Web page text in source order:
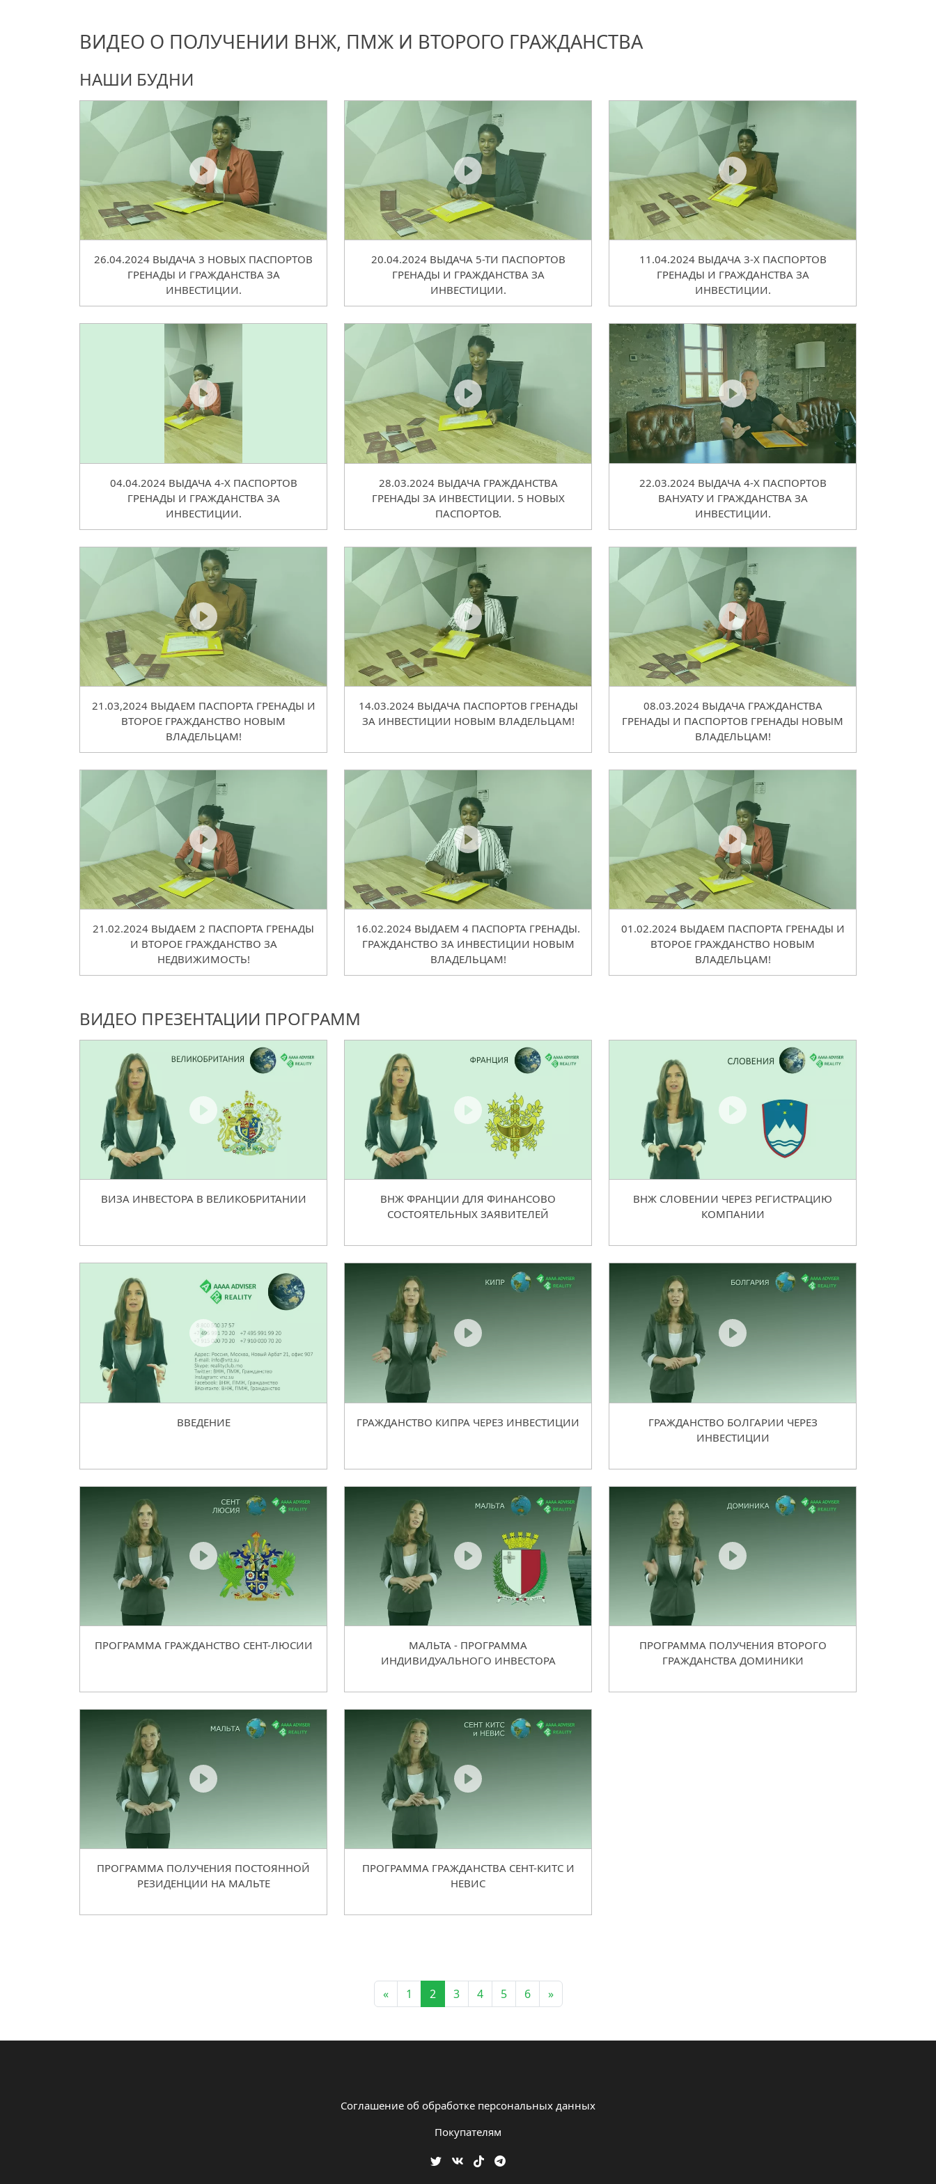
ВИДЕО О ПОЛУЧЕНИИ ВНЖ, ПМЖ И ВТОРОГО ГРАЖДАНСТВА
НАШИ БУДНИ
26.04.2024 ВЫДАЧА 3 НОВЫХ ПАСПОРТОВ
ГРЕНАДЫ И ГРАЖДАНСТВА ЗА
ИНВЕСТИЦИИ.
20.04.2024 ВЫДАЧА 5-ТИ ПАСПОРТОВ
ГРЕНАДЫ И ГРАЖДАНСТВА ЗА
ИНВЕСТИЦИИ.
11.04.2024 ВЫДАЧА 3-Х ПАСПОРТОВ
ГРЕНАДЫ И ГРАЖДАНСТВА ЗА
ИНВЕСТИЦИИ.
04.04.2024 ВЫДАЧА 4-Х ПАСПОРТОВ
ГРЕНАДЫ И ГРАЖДАНСТВА ЗА
ИНВЕСТИЦИИ.
28.03.2024 ВЫДАЧА ГРАЖДАНСТВА
ГРЕНАДЫ ЗА ИНВЕСТИЦИИ. 5 НОВЫХ
ПАСПОРТОВ.
22.03.2024 ВЫДАЧА 4-Х ПАСПОРТОВ
ВАНУАТУ И ГРАЖДАНСТВА ЗА
ИНВЕСТИЦИИ.
21.03,2024 ВЫДАЕМ ПАСПОРТА ГРЕНАДЫ И
ВТОРОЕ ГРАЖДАНСТВО НОВЫМ
ВЛАДЕЛЬЦАМ!
14.03.2024 ВЫДАЧА ПАСПОРТОВ ГРЕНАДЫ
ЗА ИНВЕСТИЦИИ НОВЫМ ВЛАДЕЛЬЦАМ!
08.03.2024 ВЫДАЧА ГРАЖДАНСТВА
ГРЕНАДЫ И ПАСПОРТОВ ГРЕНАДЫ НОВЫМ
ВЛАДЕЛЬЦАМ!
21.02.2024 ВЫДАЕМ 2 ПАСПОРТА ГРЕНАДЫ
И ВТОРОЕ ГРАЖДАНСТВО ЗА
НЕДВИЖИМОСТЬ!
16.02.2024 ВЫДАЕМ 4 ПАСПОРТА ГРЕНАДЫ.
ГРАЖДАНСТВО ЗА ИНВЕСТИЦИИ НОВЫМ
ВЛАДЕЛЬЦАМ!
01.02.2024 ВЫДАЕМ ПАСПОРТА ГРЕНАДЫ И
ВТОРОЕ ГРАЖДАНСТВО НОВЫМ
ВЛАДЕЛЬЦАМ!
ВИДЕО ПРЕЗЕНТАЦИИ ПРОГРАММ
ВИЗА ИНВЕСТОРА В ВЕЛИКОБРИТАНИИ
ВНЖ ФРАНЦИИ ДЛЯ ФИНАНСОВО
СОСТОЯТЕЛЬНЫХ ЗАЯВИТЕЛЕЙ
ВНЖ СЛОВЕНИИ ЧЕРЕЗ РЕГИСТРАЦИЮ
КОМПАНИИ
ВВЕДЕНИЕ ГРАЖДАНСТВО КИПРА ЧЕРЕЗ ИНВЕСТИЦИИ
ГРАЖДАНСТВО БОЛГАРИИ ЧЕРЕЗ
ИНВЕСТИЦИИ
ПРОГРАММА ГРАЖДАНСТВО СЕНТ-ЛЮСИИ
МАЛЬТА - ПРОГРАММА
ИНДИВИДУАЛЬНОГО ИНВЕСТОРА
ПРОГРАММА ПОЛУЧЕНИЯ ВТОРОГО
ГРАЖДАНСТВА ДОМИНИКИ
ПРОГРАММА ПОЛУЧЕНИЯ ПОСТОЯННОЙ
РЕЗИДЕНЦИИ НА МАЛЬТЕ
ПРОГРАММА ГРАЖДАНСТВА СЕНТ-КИТС И
НЕВИС
« 1 2 3 4 5 6 »
Соглашение об обработке персональных данных
Покупателям